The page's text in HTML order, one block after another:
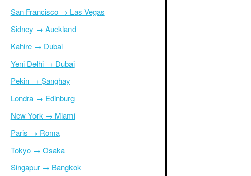
San Francisco → Las Vegas
Sidney → Auckland
Kahire → Dubai
Yeni Delhi → Dubai
Pekin → Şanghay
Londra → Edinburg
New York → Miami
Paris → Roma
Tokyo → Osaka
Singapur → Bangkok